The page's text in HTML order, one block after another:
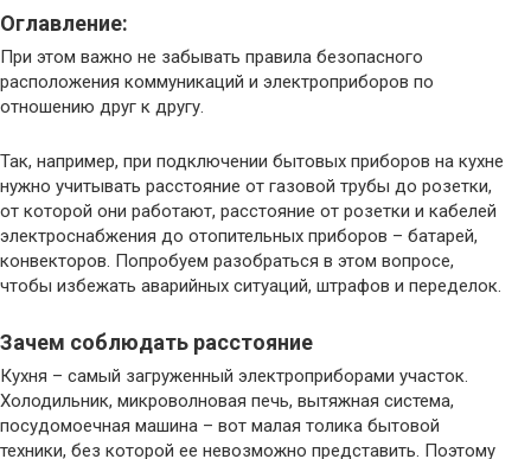
Оглавление:
При этом важно не забывать правила безопасного
расположения коммуникаций и электроприборов по
отношению друг к другу.
Так, например, при подключении бытовых приборов на кухне
нужно учитывать расстояние от газовой трубы до розетки,
от которой они работают, расстояние от розетки и кабелей
электроснабжения до отопительных приборов – батарей,
конвекторов. Попробуем разобраться в этом вопросе,
чтобы избежать аварийных ситуаций, штрафов и переделок.
Зачем соблюдать расстояние
Кухня – самый загруженный электроприборами участок.
Холодильник, микроволновая печь, вытяжная система,
посудомоечная машина – вот малая толика бытовой
техники, без которой ее невозможно представить. Поэтому